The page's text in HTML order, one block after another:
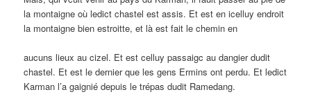
la montaigne où ledict chastel est assis. Et est en icelluy endroit
la montaigne bien estroitte, et là est fait le chemin en
aucuns lieux au cizel. Et est celluy passaigc au dangier dudit
chastel. Et est le dernier que les gens Ermins ont perdu. Et ledict
Karman l’a gaignié depuis le trépas dudit Ramedang.